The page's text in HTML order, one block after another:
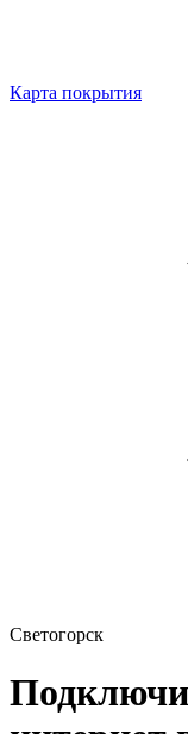
Карта покрытия
Светогорск